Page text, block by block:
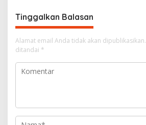
g
a
s
i
p
Tinggalkan Balasan
Alamat email Anda tidak akan dipublikasikan.
ditandai *